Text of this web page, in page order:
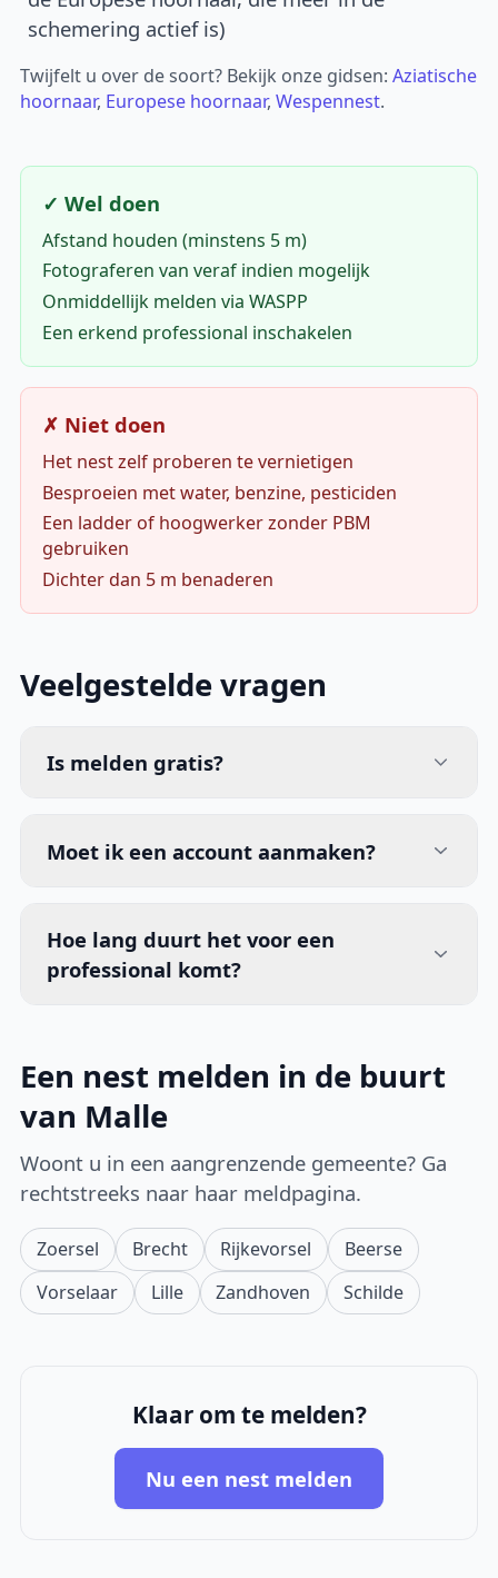
schemering actief is)
Twijfelt u over de soort? Bekijk onze gidsen:Aziatische
hoornaar, Europese hoornaar,Wespennest.
✓ Wel doen
Afstand houden (minstens 5 m)
Fotograferen van veraf indien mogelijk
Onmiddellijk melden via WASPP
Een erkend professional inschakelen
✗ Niet doen
Het nest zelf proberen te vernietigen
Besproeien met water, benzine, pesticiden
Een ladder of hoogwerker zonder PBM
gebruiken
Dichter dan 5 m benaderen
Veelgestelde vragen
Is melden gratis?
Moet ik een account aanmaken?
Hoe lang duurt het voor een
professional komt?
Een nest melden in de buurt
van Malle
Woont u in een aangrenzende gemeente? Ga
rechtstreeks naar haar meldpagina.
Zoersel Brecht Rijkevorsel
Beerse
Vorselaar
Lille Zandhoven Schilde
Klaar om te melden?
Nu een nest melden